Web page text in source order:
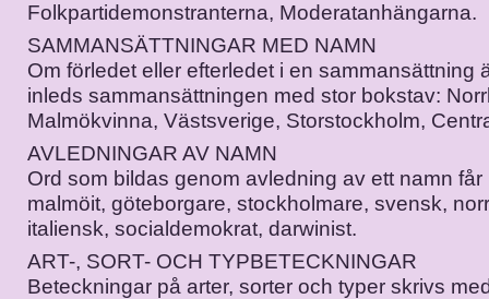
Folkpartidemonstranterna, Moderatanhängarna.
SAMMANSÄTTNINGAR MED NAMN
Om förledet eller efterledet i en sammansättning
inleds sammansättningen med stor bokstav:
Malmökvinna, Västsverige, Storstockholm,
AVLEDNINGAR AV NAMN
Ord som bildas genom avledning av ett namn
malmöit, göteborgare, stockholmare, svensk,
italiensk, socialdemokrat, darwinist.
ART-, SORT- OCH TYPBETECKNINGAR
Beteckningar på arter, sorter och typer skrivs